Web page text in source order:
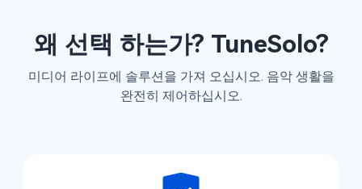
왜 선택 하는가? TuneSolo?
미디어 라이프에 솔루션을 가져 오십시오. 음악 생활을
완전히 제어하십시오.